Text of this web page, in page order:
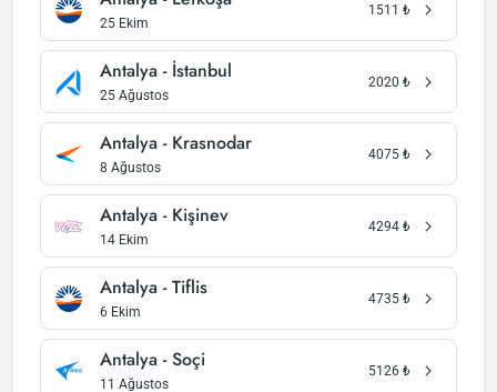
25 Ekim
1511 ₺
Antalya - İstanbul
25 Ağustos
2020 ₺
Antalya - Krasnodar
8 Ağustos
4075 ₺
Antalya - Kişinev
14 Ekim
4294 ₺
Antalya - Tiflis
6 Ekim
4735 ₺
Antalya - Soçi
11 Ağustos
5126 ₺